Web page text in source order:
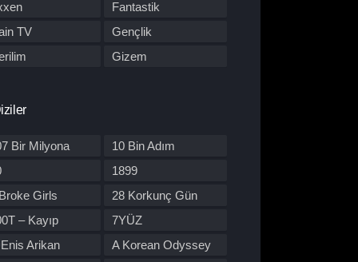
Fantastik
TV
Gençlik
Gizem
Dizisi
Bir Milyona
Yol
10 Bin Adım
1899
Girls
28 Korkunç Gün
– Kayıp
7YÜZ
Arikan
A Korean Odyssey